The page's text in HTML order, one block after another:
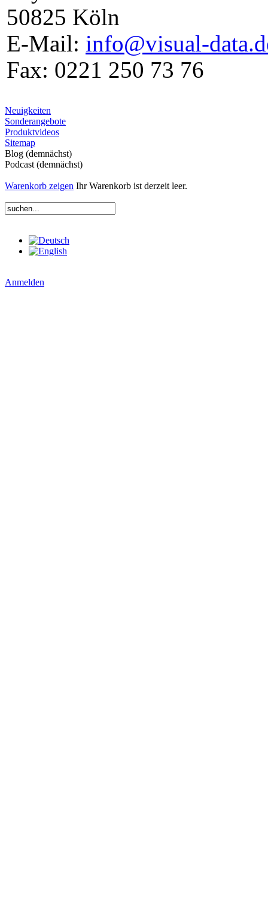
50825 Köln
E-Mail: info@visual-
Fax: 0221 250 73 76
Neuigkeiten
Sonderangebote
Produktvideos
Sitemap
Blog (demnächst)
Podcast (demnächst)
Warenkorb zeigen Ihr Warenkorb ist derzeit leer.
Anmelden